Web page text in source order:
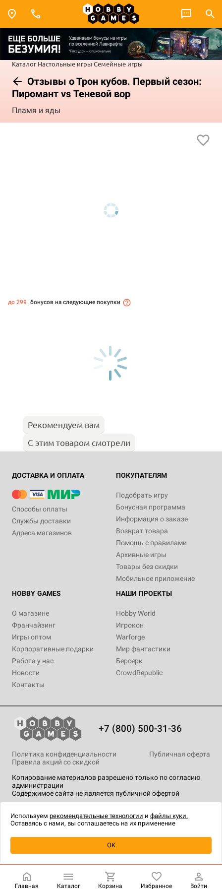
Каталог Настольные игры Семейные игры
Отзывы о Трон кубов. Первый сезон:
Пиромант vs Теневой вор
Пламя и яды
Уведомить о наличии
до 299 бонусов на следующие покупки
Рекомендуем вам
С этим товаром смотрели
ДОСТАВКА И ОПЛАТА
Способы оплаты
Службы доставки
Адреса магазинов
ПОКУПАТЕЛЯМ
Подобрать игру
Бонусная программа
Информация о заказе
Возврат товара
Помощь с правилами
Архивные игры
Товары без скидки
Мобильное приложение
HOBBY GAMES
О магазине
Франчайзинг
Игры оптом
Корпоративные подарки
Работа у нас
Новости
Контакты
НАШИ ПРОЕКТЫ
Hobby World
Игрокон
Warforge
Мир фантастики
Берсерк
CrowdRepublic
+7 (800) 500-31-36
Копирование материалов разрешено только по согласию
администрации
Содержимое сайта не является публичной офертой
Политика конфиденциальности
Публичная оферта
Правила акций со скидкой
технологии.
Главная Каталог Корзина Избранное Войти
Используем рекомендательные технологии и файлы куки.
Оставаясь с нами, вы соглашаетесь на их применение
OK